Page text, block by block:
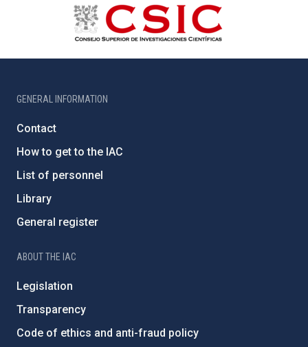
GENERAL INFORMATION
Contact
How to get to the IAC
List of personnel
Library
General register
ABOUT THE IAC
Legislation
Transparency
Code of ethics and anti-fraud policy